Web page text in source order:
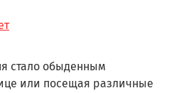
стало обыденным
или посещая различные